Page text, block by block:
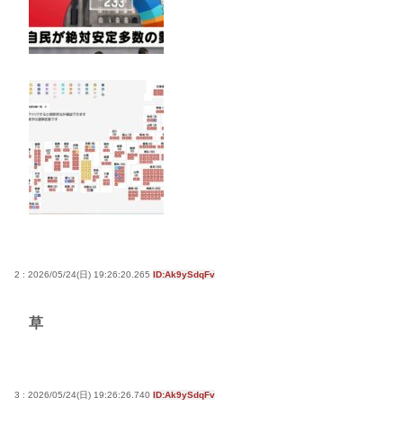
2 : 2026/05/24(日) 19:26:20.265 ID:Ak9ySdqFv
草
3 : 2026/05/24(日) 19:26:26.740 ID:Ak9ySdqFv